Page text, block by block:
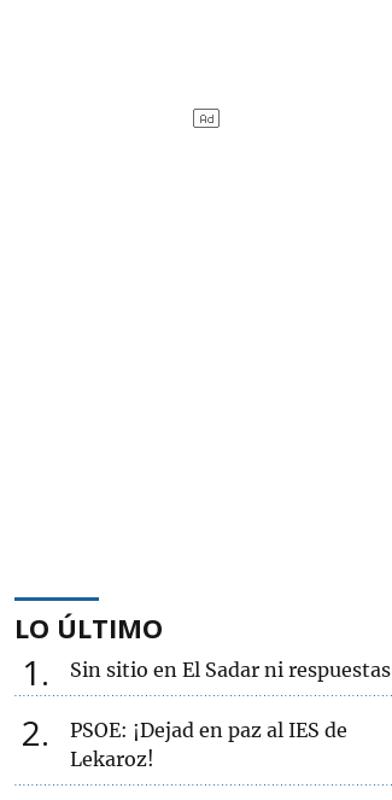
LO ÚLTIMO
1 Sin sitio en El Sadar ni respuestas
2
PSOE: ¡Dejad en paz al IES de
Lekaroz!